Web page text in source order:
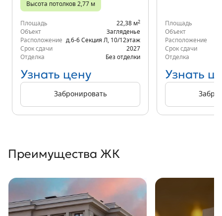
Высота потолков 2,77 м
Площадь 22,38 м2
Объект
Загляденье
Расположение
д.6-6 Секция Л 10/12этаж
Срок сдачи
2027
Отделка
Без отделки
Узнать цену
Забронировать
Площадь
Объект
Расположение
Срок сдачи
Отделка
Узнать
Преимущества ЖК